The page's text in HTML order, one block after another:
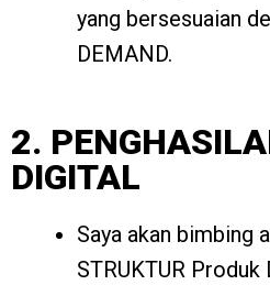
yang bersesuaian
DEMAND.
2.
DIGITAL
Saya akan bimbing
STRUKTUR